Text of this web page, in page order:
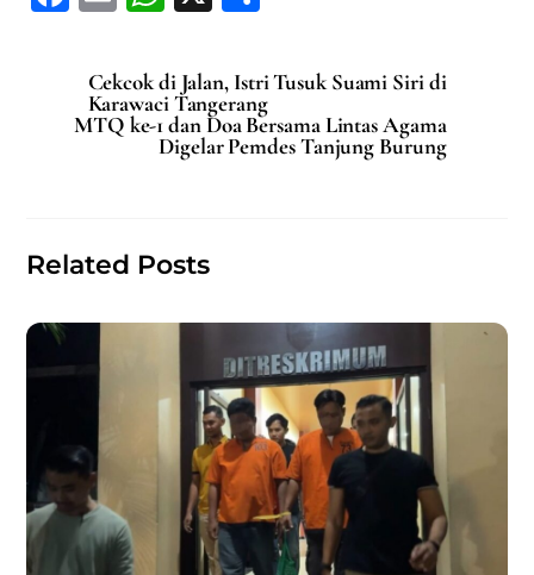
c
e
b
k
ai
l
at
s
A
ar
e
Cekcok di Jalan, Istri Tusuk Suami Siri di
Karawaci Tangerang
MTQ ke-1 dan Doa Bersama Lintas Agama
Digelar Pemdes Tanjung Burung
Related Posts